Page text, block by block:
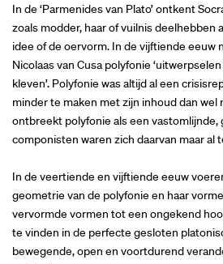
In de ‘Parmenides van Plato’ ontkent
zoals modder, haar of vuilnis deelhebben
idee of de oervorm. In de vijftiende eeuw
Nicolaas van Cusa polyfonie
kleven’. Polyfonie was altijd al een
minder te maken met zijn inhoud dan wel
ontbreekt polyfonie als een vastomlijnde,
componisten waren zich daarvan maar al
In de veertiende en vijftiende eeuw
geometrie van de polyfonie en haar
vervormde vormen tot een ongekend
te vinden in de perfecte gesloten
bewegende, open en voortdurend